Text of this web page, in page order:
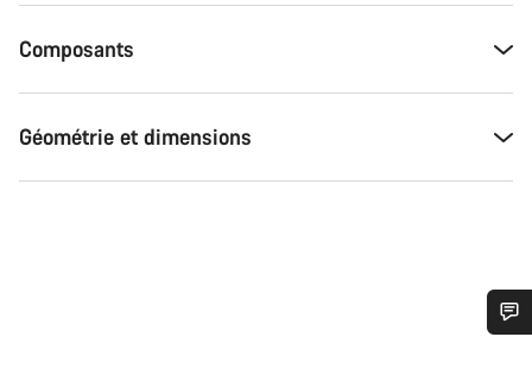
Composants
Géométrie et dimensions